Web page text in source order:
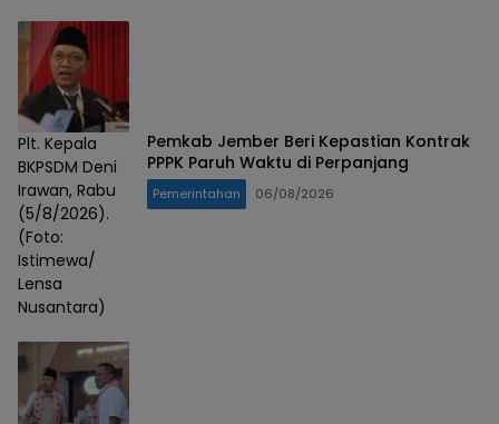
Plt. Kepala
BKPSDM Deni
Irawan, Rabu
(5/8/2026).
(Foto:
Istimewa/
Lensa
Nusantara)
Pemkab Jember Beri Kepastian Kontrak
PPPK Paruh Waktu di Perpanjang
Pemerintahan 06/08/2026